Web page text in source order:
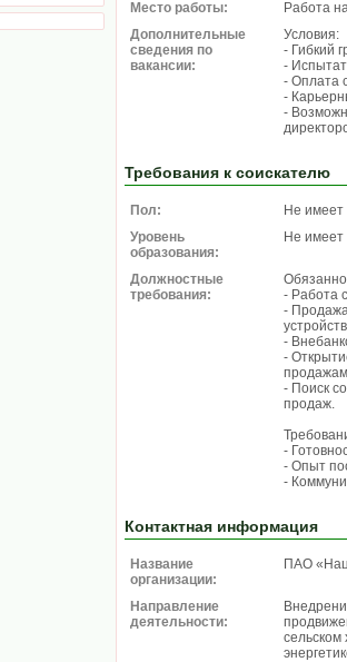
Место работы:
Работа
Дополнительные
сведения по
вакансии:
Условия:
- Гибкий
-
- Оплата
-
-
Требования к соискателю
Пол:
Не имеет
Уровень
образования:
Не имеет
Должностные
требования:
- Работа
-
-
-
- Поиск
продаж.
-
- Опыт
-
Контактная информация
Название
организации:
ПАО
Направление
деятельности:
сельском